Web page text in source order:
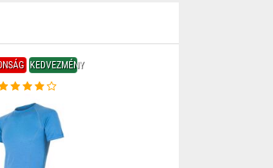
KEDVEZMÉNY